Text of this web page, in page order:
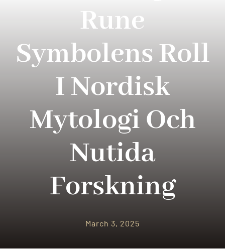
Rune
Symbolens Roll
I Nordisk
Mytologi Och
Nutida
Forskning
March 3, 2025